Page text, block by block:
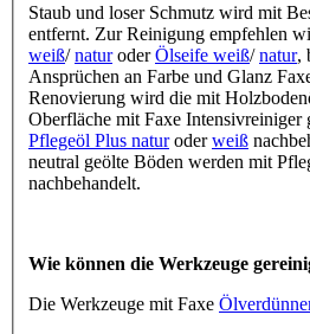
Staub und loser Schmutz wird mit
entfernt. Zur Reinigung empfehlen
weiß/naturoderÖlseife weiß/natur,
Ansprüchen an Farbe und Glanz
Renovierung wird die mit
Oberfläche mit Faxe Intensivreiniger
Pflegeöl Plus naturoderweiß
neutral geölte Böden werden mit
nachbehandelt.
Wie können die Werkzeuge
Die Werkzeuge mit Faxe